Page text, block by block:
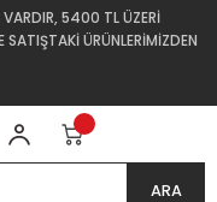
5400 TL ÜZERİ
SATIŞTAKİ ÜRÜNLERİMİZDEN
ARA